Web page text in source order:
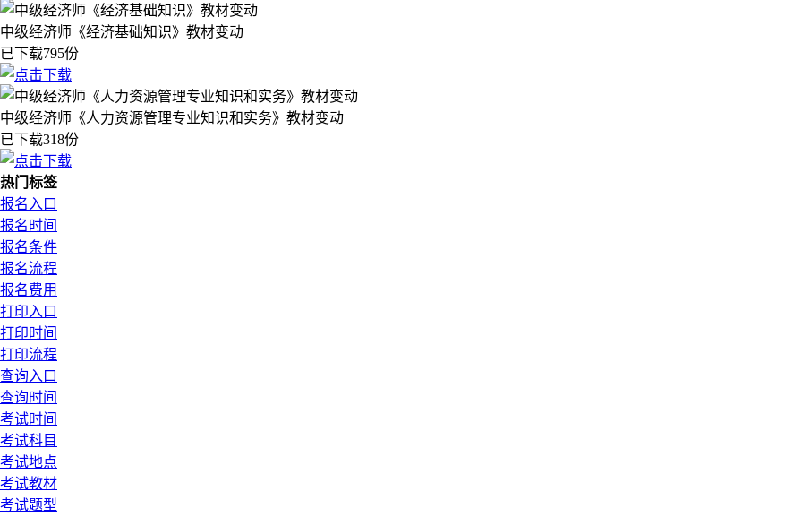
中级经济师《经济基础知识》教材变动
已下载795份
中级经济师《人力资源管理专业知识和实务》教材变动
已下载318份
热门标签
报名入口
报名时间
报名条件
报名流程
报名费用
打印入口
打印时间
打印流程
查询入口
查询时间
考试时间
考试科目
考试地点
考试教材
考试题型